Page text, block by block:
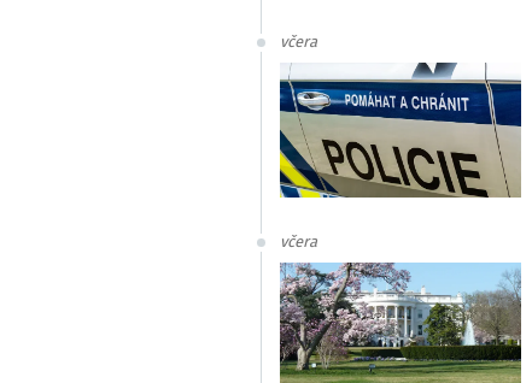
včera
včera